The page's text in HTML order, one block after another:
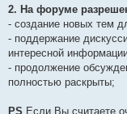
2. На форуме
- создание новых тем
- поддержание
интересной
- продолжение
полностью раскрыты;
PS Если Вы считаете